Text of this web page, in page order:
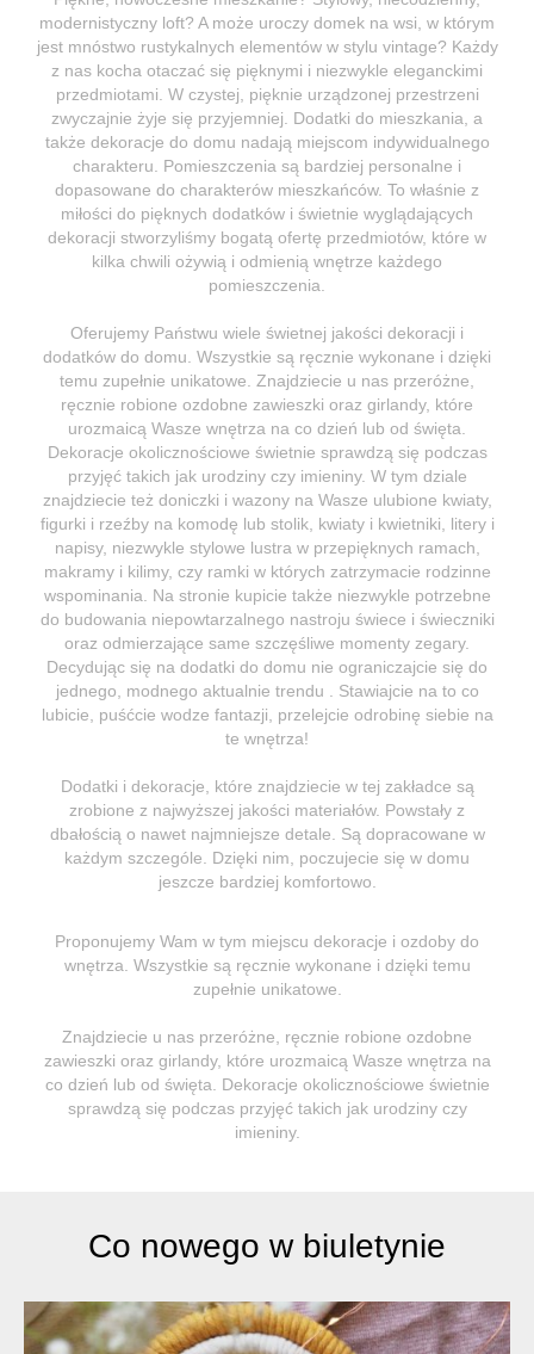
modernistyczny loft? A może uroczy domek na wsi, w którym
jest mnóstwo rustykalnych elementów w stylu vintage? Każdy
z nas kocha otaczać się pięknymi i niezwykle eleganckimi
przedmiotami. W czystej, pięknie urządzonej przestrzeni
zwyczajnie żyje się przyjemniej. Dodatki do mieszkania, a
także dekoracje do domu nadają miejscom indywidualnego
charakteru. Pomieszczenia są bardziej personalne i
dopasowane do charakterów mieszkańców. To właśnie z
miłości do pięknych dodatków i świetnie wyglądających
dekoracji stworzyliśmy bogatą ofertę przedmiotów, które w
kilka chwili ożywią i odmienią wnętrze każdego
pomieszczenia.
Oferujemy Państwu wiele świetnej jakości dekoracji i
dodatków do domu. Wszystkie są ręcznie wykonane i dzięki
temu zupełnie unikatowe. Znajdziecie u nas przeróżne,
ręcznie robione ozdobne zawieszki oraz girlandy, które
urozmaicą Wasze wnętrza na co dzień lub od święta.
Dekoracje okolicznościowe świetnie sprawdzą się podczas
przyjęć takich jak urodziny czy imieniny. W tym dziale
znajdziecie też doniczki i wazony na Wasze ulubione kwiaty,
figurki i rzeźby na komodę lub stolik, kwiaty i kwietniki, litery i
napisy, niezwykle stylowe lustra w przepięknych ramach,
makramy i kilimy, czy ramki w których zatrzymacie rodzinne
wspominania. Na stronie kupicie także niezwykle potrzebne
do budowania niepowtarzalnego nastroju świece i świeczniki
oraz odmierzające same szczęśliwe momenty zegary.
Decydując się na dodatki do domu nie ograniczajcie się do
jednego, modnego aktualnie trendu . Stawiajcie na to co
lubicie, puśćcie wodze fantazji, przelejcie odrobinę siebie na
te wnętrza!
Dodatki i dekoracje, które znajdziecie w tej zakładce są
zrobione z najwyższej jakości materiałów. Powstały z
dbałością o nawet najmniejsze detale. Są dopracowane w
każdym szczególe. Dzięki nim, poczujecie się w domu
jeszcze bardziej komfortowo.
Proponujemy Wam w tym miejscu dekoracje i ozdoby do
wnętrza. Wszystkie są ręcznie wykonane i dzięki temu
zupełnie unikatowe.
Znajdziecie u nas przeróżne, ręcznie robione ozdobne
zawieszki oraz girlandy, które urozmaicą Wasze wnętrza na
co dzień lub od święta. Dekoracje okolicznościowe świetnie
sprawdzą się podczas przyjęć takich jak urodziny czy
imieniny.
Co nowego w biuletynie